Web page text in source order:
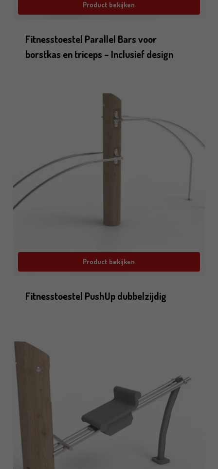
Product bekijken
Fitnesstoestel Parallel Bars voor
borstkas en triceps – Inclusief design
Product bekijken
Fitnesstoestel PushUp dubbelzijdig